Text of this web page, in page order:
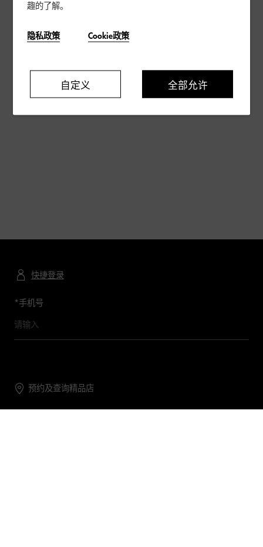
快捷登录
*手机号
预约及查询精品店
趣的了解。
隐私政策 Cookie政策
自定义 全部允许